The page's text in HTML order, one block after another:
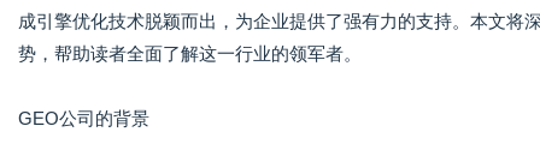
成引擎优化技术脱颖而出，为企业提供了强有力的支持。本文
势，帮助读者全面了解这一行业的领军者。
GEO公司的背景